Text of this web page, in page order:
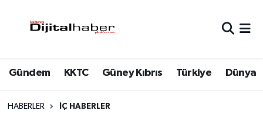
Gündem KKTC Güney Kıbrıs Türkiye Dünya
HABERLER İÇ HABERLER
Trafik Durumu
Süper Lig Puan Durumu ve Fikstür